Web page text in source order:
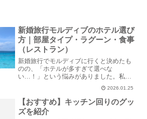
新婚旅行モルディブのホテル選び
方｜部屋タイプ・ラグーン・食事
（レストラン）
新婚旅行でモルディブに行くと決めたも
のの、「ホテルが多すぎて選べな
い…！」という悩みがありました。私た
ちは部屋のテイスト／食事のスタイル／
海の種類（ラグーン・外洋の海）／料金
を重視して選びました。本記事では、選
ぶ基準の参考を書いていき来ます..
2026.01.25
【おすすめ】キッチン回りのグッ
ズを紹介